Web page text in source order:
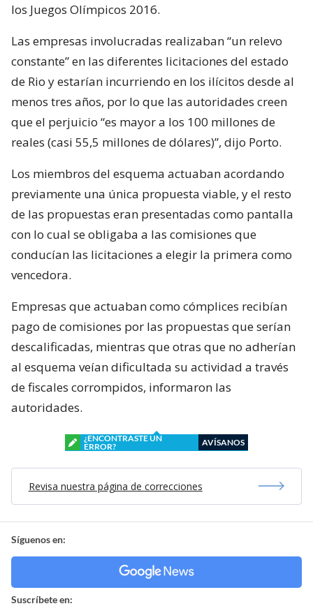
los Juegos Olímpicos 2016.
Las empresas involucradas realizaban “un relevo
constante” en las diferentes licitaciones del estado
de Rio y estarían incurriendo en los ilícitos desde al
menos tres años, por lo que las autoridades creen
que el perjuicio “es mayor a los 100 millones de
reales (casi 55,5 millones de dólares)”, dijo Porto.
Los miembros del esquema actuaban acordando
previamente una única propuesta viable, y el resto
de las propuestas eran presentadas como pantalla
con lo cual se obligaba a las comisiones que
conducían las licitaciones a elegir la primera como
vencedora.
Empresas que actuaban como cómplices recibían
pago de comisiones por las propuestas que serían
descalificadas, mientras que otras que no adherían
al esquema veían dificultada su actividad a través
de fiscales corrompidos, informaron las
autoridades.
¿ENCONTRASTE UN
ERROR?
AVÍSANOS
Revisa nuestra página de correcciones
Síguenos en:
Suscríbete en: